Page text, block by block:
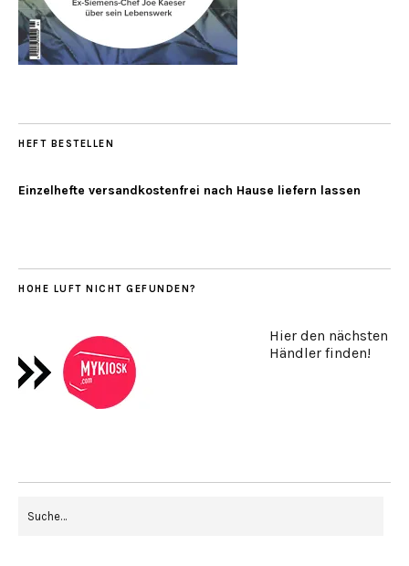
HEFT BESTELLEN
Einzelhefte versandkostenfrei nach Hause liefern lassen
HOHE LUFT NICHT GEFUNDEN?
Hier den nächsten
Händler finden!